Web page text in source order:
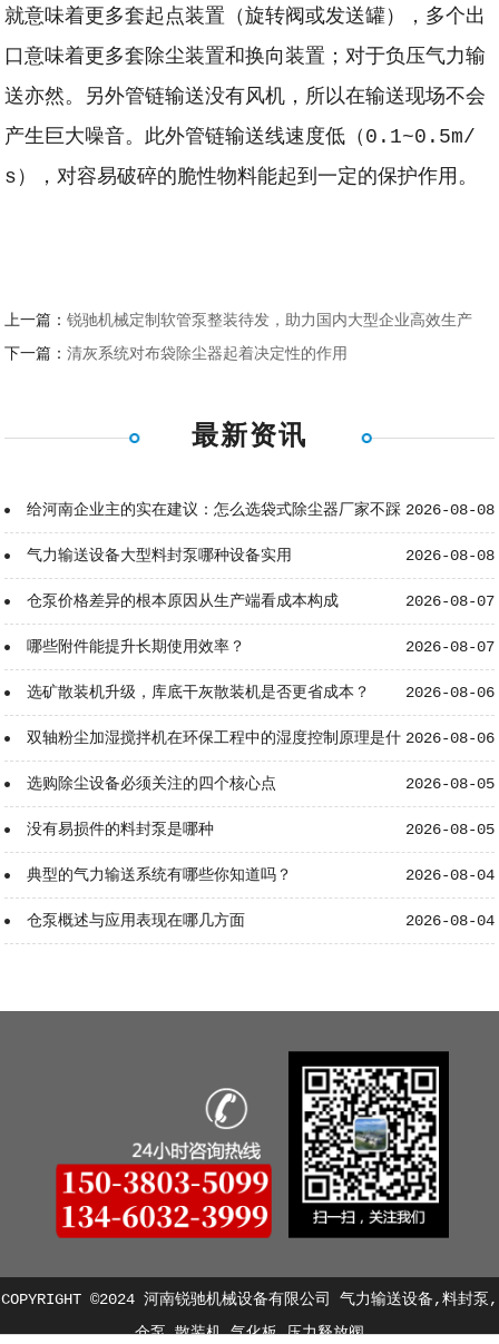
就意味着更多套起点装置（旋转阀或发送罐），多个出
口意味着更多套除尘装置和换向装置；对于负压气力输
送亦然。另外管链输送没有风机，所以在输送现场不会
产生巨大噪音。此外管链输送线速度低（0.1~0.5m/
s），对容易破碎的脆性物料能起到一定的保护作用。
上一篇：锐驰机械定制软管泵整装待发，助力国内大型企业高效生产
下一篇：清灰系统对布袋除尘器起着决定性的作用
最新资讯
2026-08-08
给河南企业主的实在建议：怎么选袋式除尘器厂家不踩
坑？ 2026-08-08
气力输送设备大型料封泵哪种设备实用
2026-08-07
仓泵价格差异的根本原因从生产端看成本构成
2026-08-07
哪些附件能提升长期使用效率？
2026-08-06
选矿散装机升级，库底干灰散装机是否更省成本？
2026-08-06
双轴粉尘加湿搅拌机在环保工程中的湿度控制原理是什
么？ 2026-08-05
选购除尘设备必须关注的四个核心点
2026-08-05
没有易损件的料封泵是哪种
2026-08-04
典型的气力输送系统有哪些你知道吗？
2026-08-04
仓泵概述与应用表现在哪几方面
COPYRIGHT ©2024 河南锐驰机械设备有限公司 气力输送设备,料封泵,
仓泵,散装机,气化板,压力释放阀